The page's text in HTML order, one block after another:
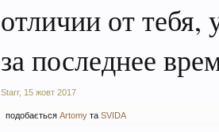
отличии от
за последнее
Starr, 15 жовт 2017
подобаєтьсяArtomy таSVIDA